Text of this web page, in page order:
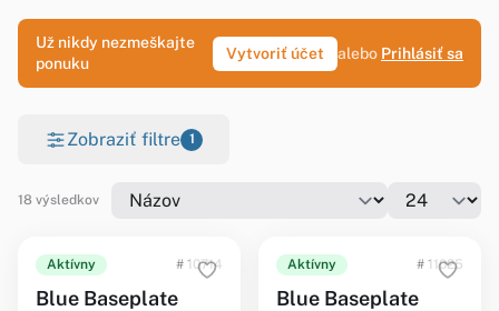
Už nikdy nezmeškajte
ponuku
Vytvoriť účet alebo Prihlásiť sa
Zobraziť filtre 1
18 výsledkov
Aktívny # 10714
Blue Baseplate
Aktívny # 11025
Blue Baseplate